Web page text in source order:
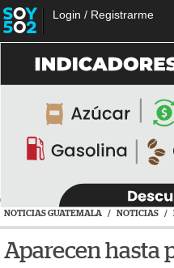
Login / Registrarme
NOTICIAS GUATEMALA / NOTICIAS /
Aparecen hasta